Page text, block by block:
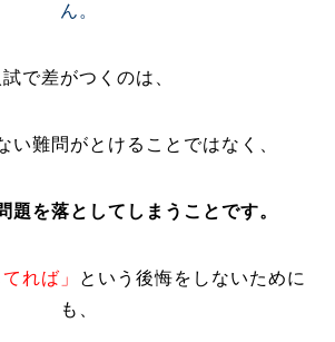
ん。
試で差がつくのは、
い難問がとけることではなく、
題を落としてしまうことです。
れば」 という後悔をしないために
も、